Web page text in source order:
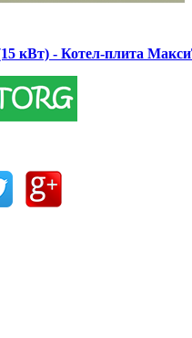
кВт) - Котел-плита